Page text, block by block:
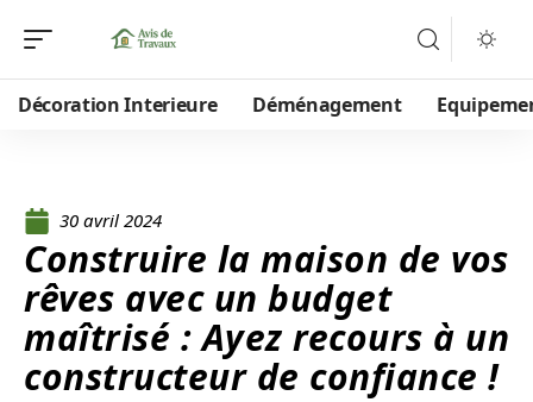
Décoration Interieure Déménagement
30 avril 2024
Construire la maison de vos
rêves avec un budget
maîtrisé : Ayez recours à un
constructeur de confiance !